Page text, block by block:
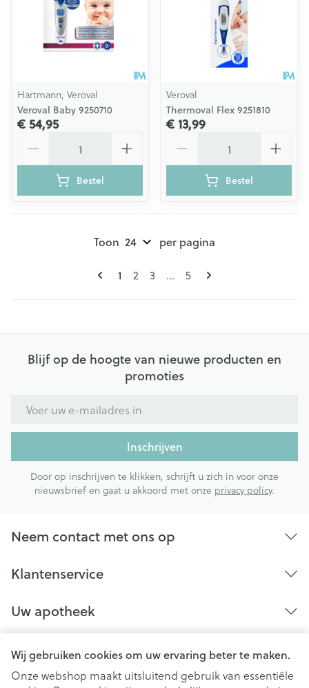
Wij gebruiken cookies om uw ervaring beter te maken.
Onze webshop maakt uitsluitend gebruik van essentiële
Hartmann, Veroval
Veroval Baby 9250710
€ 54,95
Bestel
Veroval
Thermoval Flex 9251810
€ 13,99
Bestel
Pagina's
U lees momenteel pagina
1 Pagina
2 Pagina
3 ... Pagina
5
Toon per pagina
Blijf op de hoogte van nieuwe producten en
promoties
Inschrijven
Door op inschrijven te klikken, schrijft u zich in voor onze
nieuwsbrief en gaat u akkoord met onze privacy policy.
Neem contact met ons op
Klantenservice
Uw apotheek